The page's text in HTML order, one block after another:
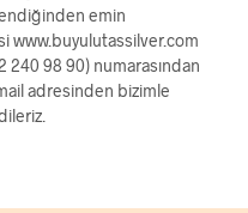
emin
www.buyulutassilver.com
240 98 90) numarasından
adresinden bizimle